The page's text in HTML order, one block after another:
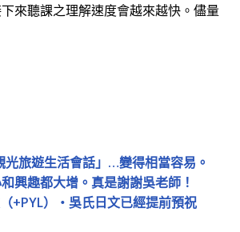
來聽課之理解速度會越來越快。儘量
旅遊生活會話」…變得相當容易。
興趣都大增。真是謝謝吳老師！
+PYL）‧吳氏日文已經提前預祝